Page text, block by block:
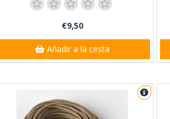
€9,50
Añadir a la cesta